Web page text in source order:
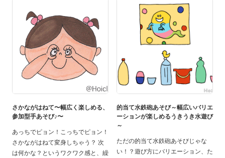
さかながはねて〜幅広く楽しめる、
参加型手あそび♪〜
あっちでピョン！こっちでピョン！
さかながはねて変身しちゃう？ 次
は何かな？というワクワク感と、繰
的当て水鉄砲あそび～幅広いバリエ
ーションが楽しめるうきうき水遊び
～
ただの的当て水鉄砲あそびじゃな
い！？遊び方にバリエーション、た